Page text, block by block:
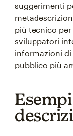
suggerimenti
più tecnico per
sviluppatori
informazioni di
pubblico più